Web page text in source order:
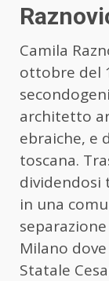
Camila
ottobre del
architetto
ebraiche, e
toscana.
dividendosi
in una
Milano
Statale